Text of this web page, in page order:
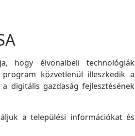
hogy élvonalbeli technológiák
közvetlenül illeszkedik a
digitális gazdaság fejlesztésének
a települési információkat és